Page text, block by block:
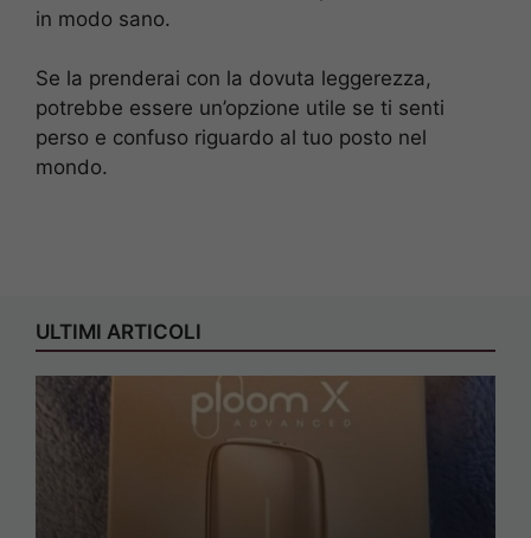
in modo sano.
Se la prenderai con la dovuta leggerezza,
potrebbe essere un’opzione utile se ti senti
perso e confuso riguardo al tuo posto nel
mondo.
ULTIMI ARTICOLI